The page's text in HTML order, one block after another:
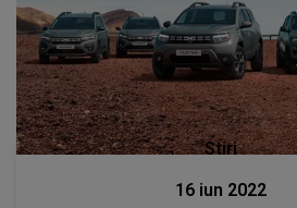
Stiri
16 iun 2022